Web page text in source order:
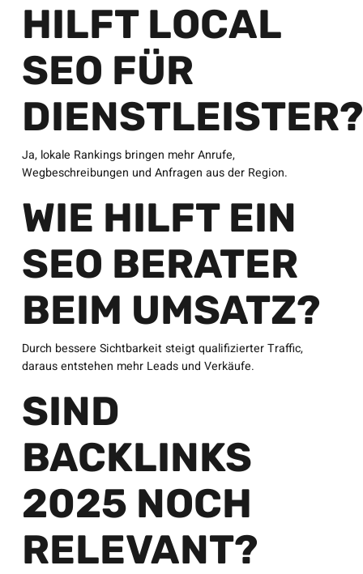
HILFT LOCAL
SEO FÜR
DIENSTLEISTER?
Ja, lokale Rankings bringen mehr Anrufe,
Wegbeschreibungen und Anfragen aus der Region.
WIE HILFT EIN
SEO BERATER
BEIM UMSATZ?
Durch bessere Sichtbarkeit steigt qualifizierter Traffic,
daraus entstehen mehr Leads und Verkäufe.
SIND
BACKLINKS
2025 NOCH
RELEVANT?